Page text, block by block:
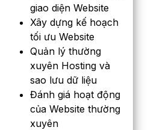
giao diện Website
Xây dựng kế hoạch
tối ưu Website
Quản lý thường
xuyên Hosting và
sao lưu dữ liệu
Đánh giá hoạt động
của Website thường
xuyên